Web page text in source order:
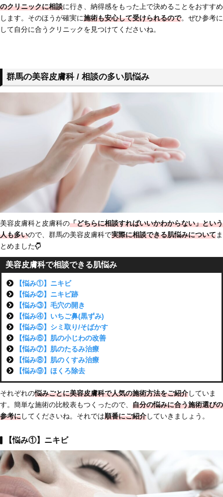
のクリニックに相談に行き、納得感をもった上で決めることをおすすめ
します。そのほうが確実に施術も安心して受けられるので。ぜひ参考に
して自分に合うクリニックを見つけてくださいね。
群馬の美容皮膚科 / 相談の多い肌悩み
美容皮膚科と皮膚科の「どちらに相談すればいいかわからない」という
人も多いので、群馬の美容皮膚科で実際に相談できる肌悩みについてま
とめました
美容皮膚科で相談できる肌悩み
【悩み①】ニキビ
【悩み②】ニキビ跡
【悩み③】毛穴の開き
【悩み④】いちご鼻(黒ずみ)
【悩み⑤】シミ取り/そばかす
【悩み⑥】肌の小じわの改善
【悩み⑦】肌のたるみ治療
【悩み⑧】肌のくすみ治療
【悩み⑨】ほくろ除去
それぞれの悩みごとに美容皮膚科で人気の施術方法をご紹介していま
す。簡単な施術の比較表もつくったので、 自分の悩みに合う施術選びの
参考にしてくださいね。それでは順番にご紹介していきましょう。
【悩み①】ニキビ